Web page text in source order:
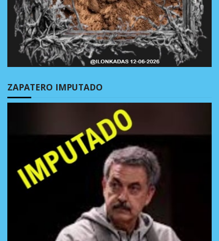
ZAPATERO IMPUTADO